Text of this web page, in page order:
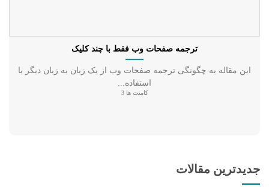
جدیدترین مقالات
ترجمه صفحات وب فقط با چند کلیک
این مقاله به چگونگی ترجمه صفحات وب از یک زبان به زبان دیگر با
استفاده...
کامنت ها 3